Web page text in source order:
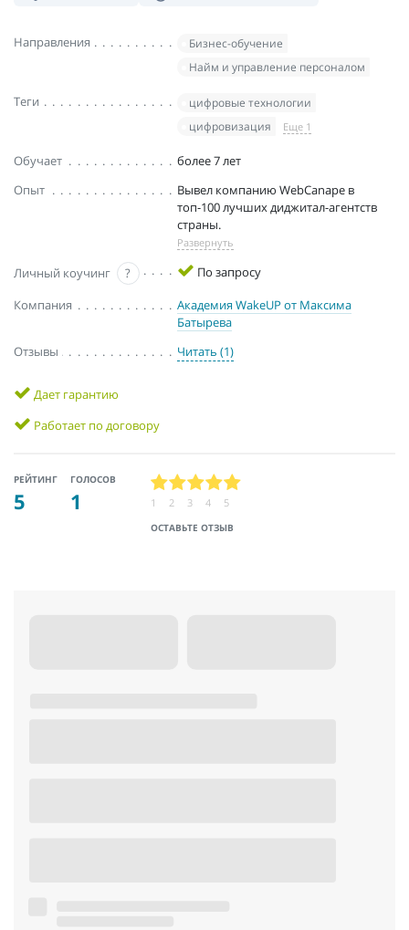
Направления
Бизнес-обучение
Найм и управление персоналом
Теги
цифровые технологии
цифровизация
Еще 1
Обучает
более 7 лет
Опыт
Вывел компанию WebCanape в
топ-100 лучших диджитал-агентств
страны.
Развернуть
Личный коучинг ?
По запросу
Компания
Академия WakeUP от Максима
Батырева
Отзывы
Читать (1)
Дает гарантию
Работает по договору
РЕЙТИНГ
5
ГОЛОСОВ
1
ОСТАВЬТЕ ОТЗЫВ
1 2 3 4 5